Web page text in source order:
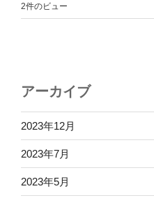
2件のビュー
アーカイブ
2023年12月
2023年7月
2023年5月